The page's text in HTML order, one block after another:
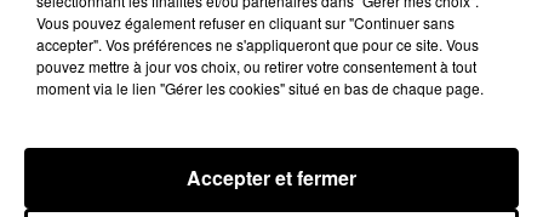
6 août 2026
single « Coulda Shoulda Woulda »
Vous pouvez également refuser en cliquant sur "Continuer sans
accepter". Vos préférences ne s'appliqueront que pour ce site. Vous
pouvez mettre à jour vos choix, ou retirer votre consentement à tout
moment via le lien "Gérer les cookies" situé en bas de chaque page.
Accepter et fermer